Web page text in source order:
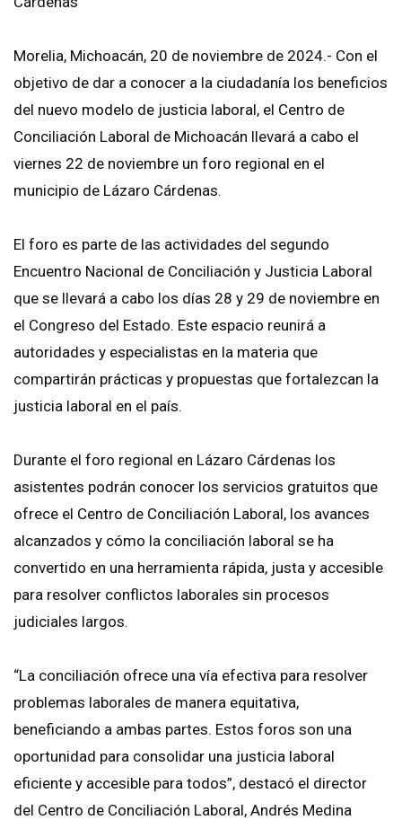
Morelia, Michoacán, 20 de noviembre de 2024.- Con el
objetivo de dar a conocer a la ciudadanía los beneficios
del nuevo modelo de justicia laboral, el Centro de
Conciliación Laboral de Michoacán llevará a cabo el
viernes 22 de noviembre un foro regional en el
municipio de Lázaro Cárdenas.
El foro es parte de las actividades del segundo
Encuentro Nacional de Conciliación y Justicia Laboral
que se llevará a cabo los días 28 y 29 de noviembre en
el Congreso del Estado. Este espacio reunirá a
autoridades y especialistas en la materia que
compartirán prácticas y propuestas que fortalezcan la
justicia laboral en el país.
Durante el foro regional en Lázaro Cárdenas los
asistentes podrán conocer los servicios gratuitos que
ofrece el Centro de Conciliación Laboral, los avances
alcanzados y cómo la conciliación laboral se ha
convertido en una herramienta rápida, justa y accesible
para resolver conflictos laborales sin procesos
judiciales largos.
“La conciliación ofrece una vía efectiva para resolver
problemas laborales de manera equitativa,
beneficiando a ambas partes. Estos foros son una
oportunidad para consolidar una justicia laboral
eficiente y accesible para todos”, destacó el director
del Centro de Conciliación Laboral, Andrés Medina